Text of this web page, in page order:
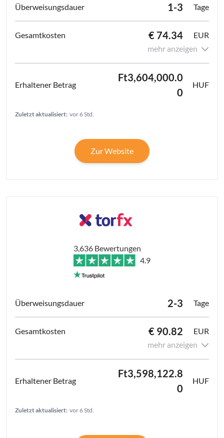
1-3 Tage
€ 74.34
EUR
mehr anzeigen
Ft3,604,000.0
0
HUF
Zuletzt aktualisiert: vor 6 Std.
Zur Website
3,636 Bewertungen
4.9
2-3 Tage
€ 90.82
EUR
mehr anzeigen
Ft3,598,122.8
0
HUF
Zuletzt aktualisiert: vor 6 Std.